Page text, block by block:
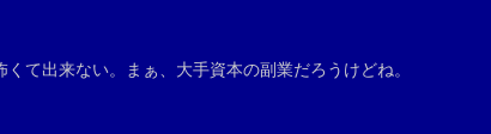
て出来ない。まぁ、大手資本の副業だろうけどね。